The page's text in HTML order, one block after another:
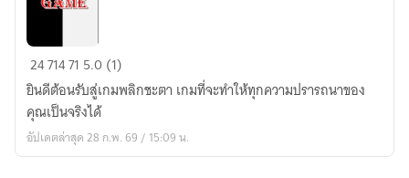
[GL]
DA
Game
:
เกม
2471471 5.0 (1)
ยินดีต้อนรับสู่เกมพลิกชะตา เกมที่จะทำให้ทุกความปรารถนาของ
คุณเป็นจริงได้
อัปเดตล่าสุด 28 ก.พ. 69 / 15:09 น.